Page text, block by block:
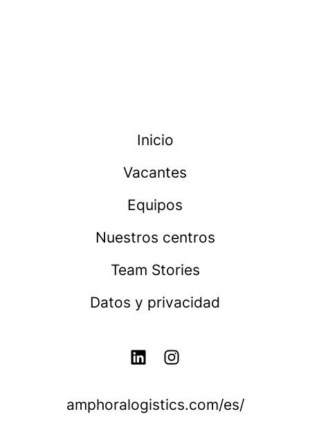
Inicio
Vacantes
Equipos
Nuestros centros
Team Stories
Datos y privacidad
amphoralogistics.com/es/